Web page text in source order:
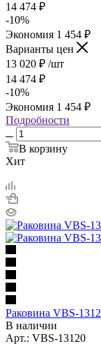
14 474 ₽
-10%
Экономия 1 454 ₽
Варианты цен
13 020 ₽ /шт
14 474 ₽
-10%
Экономия 1 454 ₽
Подробности
В корзину
Хит
Раковина VBS-
В наличии
Арт.: VBS-13120